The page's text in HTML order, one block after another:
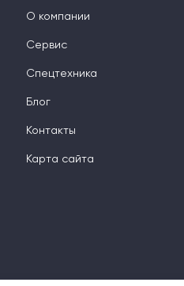
О компании
Сервис
Спецтехника
Блог
Контакты
Карта сайта